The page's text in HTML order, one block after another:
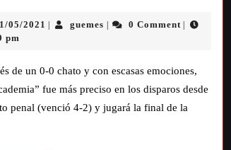
05/2021 guemes 0 Comment
pm
de un 0-0 chato y con escasas emociones,
fue más preciso en los disparos desde
penal (venció 4-2) y jugará la final de la